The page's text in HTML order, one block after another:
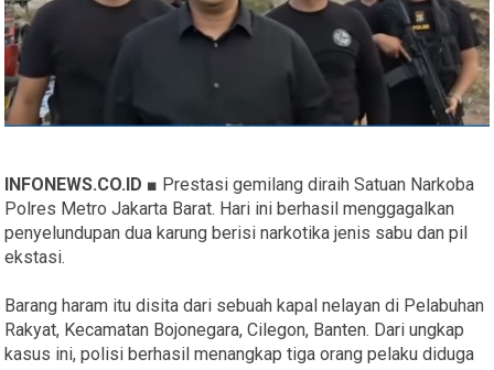
INFONEWS.CO.ID ■ Prestasi gemilang diraih Satuan Narkoba
Polres Metro Jakarta Barat. Hari ini berhasil menggagalkan
penyelundupan dua karung berisi narkotika jenis sabu dan pil
ekstasi.
Barang haram itu disita dari sebuah kapal nelayan di Pelabuhan
Rakyat, Kecamatan Bojonegara, Cilegon, Banten. Dari ungkap
kasus ini, polisi berhasil menangkap tiga orang pelaku diduga